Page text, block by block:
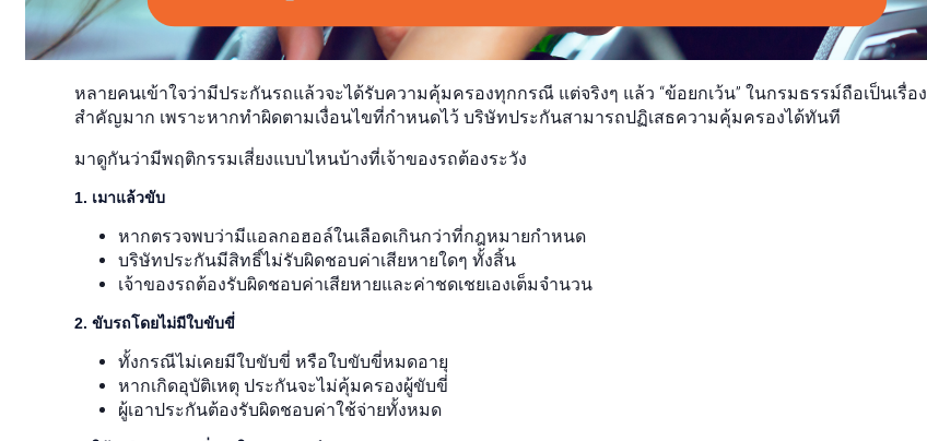
หลายคนเข้าใจว่ามีประกันรถแล้วจะได้รับความคุ้มครองทุกกรณี แต่จริงๆ แล้ว “ข้อยกเว้น” ในกรมธรรม์ถือเป็นเรื่อง
สำคัญมาก เพราะหากทำผิดตามเงื่อนไขที่กำหนดไว้ บริษัทประกันสามารถปฏิเสธความคุ้มครองได้ทันที
มาดูกันว่ามีพฤติกรรมเสี่ยงแบบไหนบ้างที่เจ้าของรถต้องระวัง
1. เมาแล้วขับ
หากตรวจพบว่ามีแอลกอฮอล์ในเลือดเกินกว่าที่กฎหมายกำหนด
บริษัทประกันมีสิทธิ์ไม่รับผิดชอบค่าเสียหายใดๆ ทั้งสิ้น
เจ้าของรถต้องรับผิดชอบค่าเสียหายและค่าชดเชยเองเต็มจำนวน
2. ขับรถโดยไม่มีใบขับขี่
ทั้งกรณีไม่เคยมีใบขับขี่ หรือใบขับขี่หมดอายุ
หากเกิดอุบัติเหตุ ประกันจะไม่คุ้มครองผู้ขับขี่
ผู้เอาประกันต้องรับผิดชอบค่าใช้จ่ายทั้งหมด